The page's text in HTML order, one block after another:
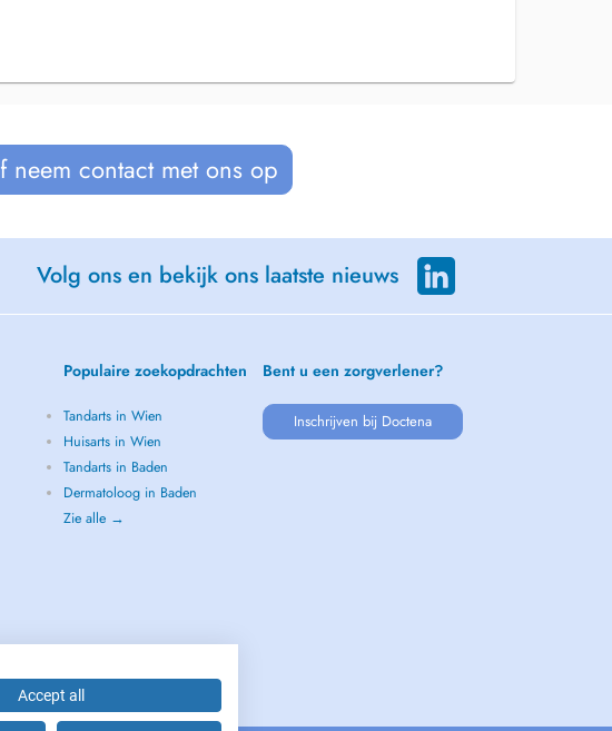
neem contact met ons op
Volg ons en bekijk ons laatste nieuws
Populaire zoekopdrachten
Tandarts in Wien
Huisarts in Wien
Tandarts in Baden
Dermatoloog in Baden
Zie alle →
Bent u een zorgverlener?
Inschrijven bij Doctena
Accept all